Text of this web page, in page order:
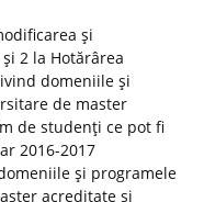
şi
2 la Hotărârea
domeniile şi
de master
de studenţi ce pot fi
2016-2017
şi programele
acreditate şi